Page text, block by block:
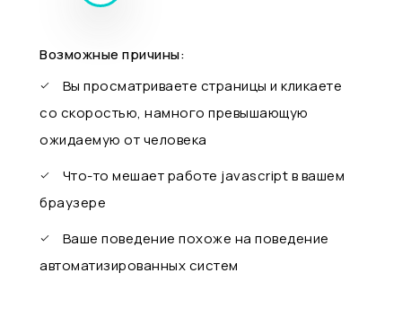
Возможные причины:
Вы просматриваете страницы и кликаете
со скоростью, намного превышающую
ожидаемую от человека
Что-то мешает работе javascript в вашем
браузере
Ваше поведение похоже на поведение
автоматизированных систем